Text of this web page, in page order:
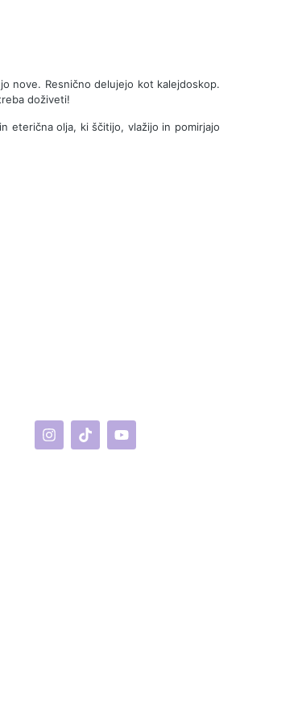
nove. Resnično delujejo kot kalejdoskop.
doživeti!
eterična olja, ki ščitijo, vlažijo in pomirjajo